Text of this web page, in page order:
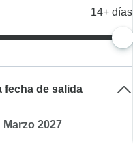
14+ días
fecha de salida
Marzo 2027